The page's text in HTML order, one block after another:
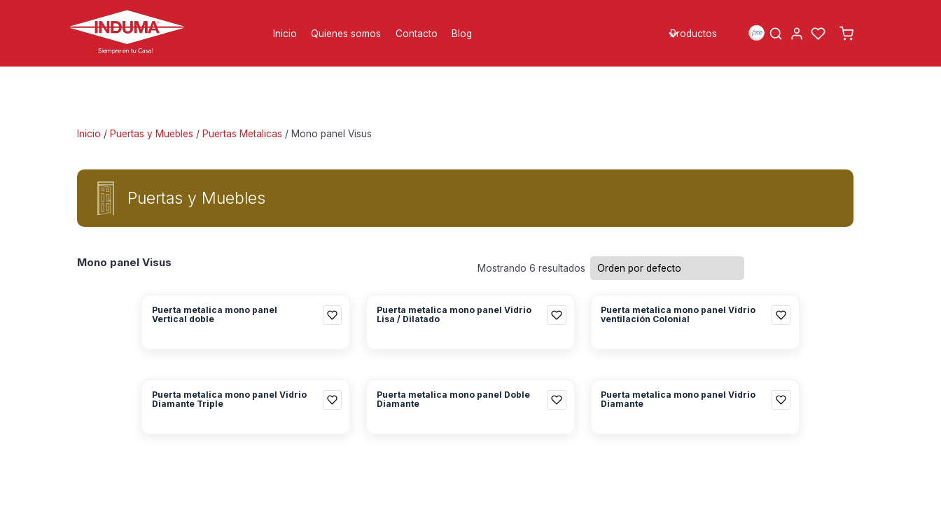
Inicio Quienes somos Contacto Blog Productos
Inicio / Puertas y Muebles / Puertas Metalicas / Mono panel Visus
Puertas y Muebles
Mono panel Visus Mostrando 6 resultados
Puerta metalica mono panel
Vertical doble
Puerta metalica mono panel Vidrio
Lisa / Dilatado
Puerta metalica mono panel Vidrio
ventilación Colonial
Puerta metalica mono panel Vidrio
Diamante Triple
Puerta metalica mono panel Doble
Diamante
Puerta metalica mono panel Vidrio
Diamante